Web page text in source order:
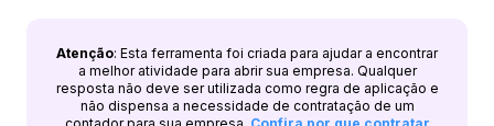
Atenção: Esta ferramenta foi criada para ajudar a encontrar
a melhor atividade para abrir sua empresa. Qualquer
resposta não deve ser utilizada como regra de aplicação e
não dispensa a necessidade de contratação de um